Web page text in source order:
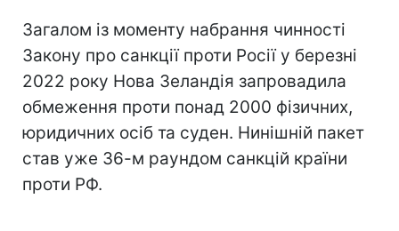
Загалом із моменту набрання чинності
Закону про санкції проти Росії у березні
2022 року Нова Зеландія запровадила
обмеження проти понад 2000 фізичних,
юридичних осіб та суден. Нинішній пакет
став уже 36-м раундом санкцій країни
проти РФ.